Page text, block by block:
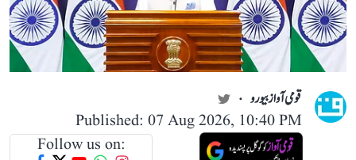
قومی آواز بیورو
Published: 07 Aug 2026, 10:40 PM
Follow us on: